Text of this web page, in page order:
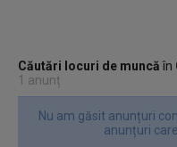
Căutări locuri de muncăîn
1 anunț
Nu am găsit anunțuri
anunțuri